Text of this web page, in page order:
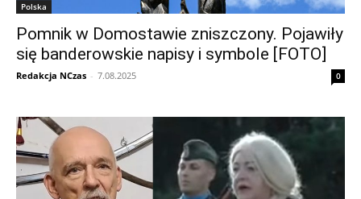
Polska
Pomnik w Domostawie zniszczony. Pojawiły
się banderowskie napisy i symbole [FOTO]
Redakcja NCzas - 7.08.2025 0